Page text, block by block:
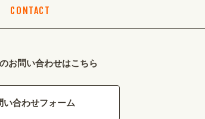
CONTACT
お問い合わせはこちら
い合わせフォーム